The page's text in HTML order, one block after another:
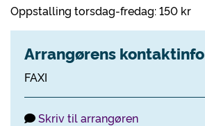
Oppstalling torsdag-fredag: 150 kr
Arrangørens kontaktinfo
FAXI
Skriv til arrangøren